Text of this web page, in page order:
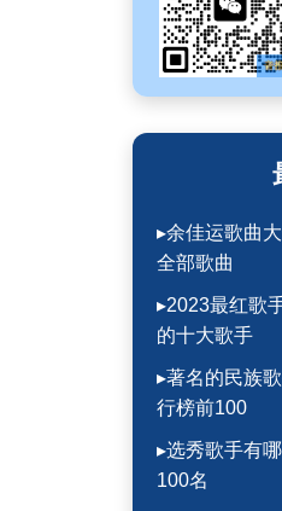
▸余佳运歌曲
全部歌曲
▸2023最红歌
的十大歌手
▸著名的民族
行榜前100
▸选秀歌手有
100名